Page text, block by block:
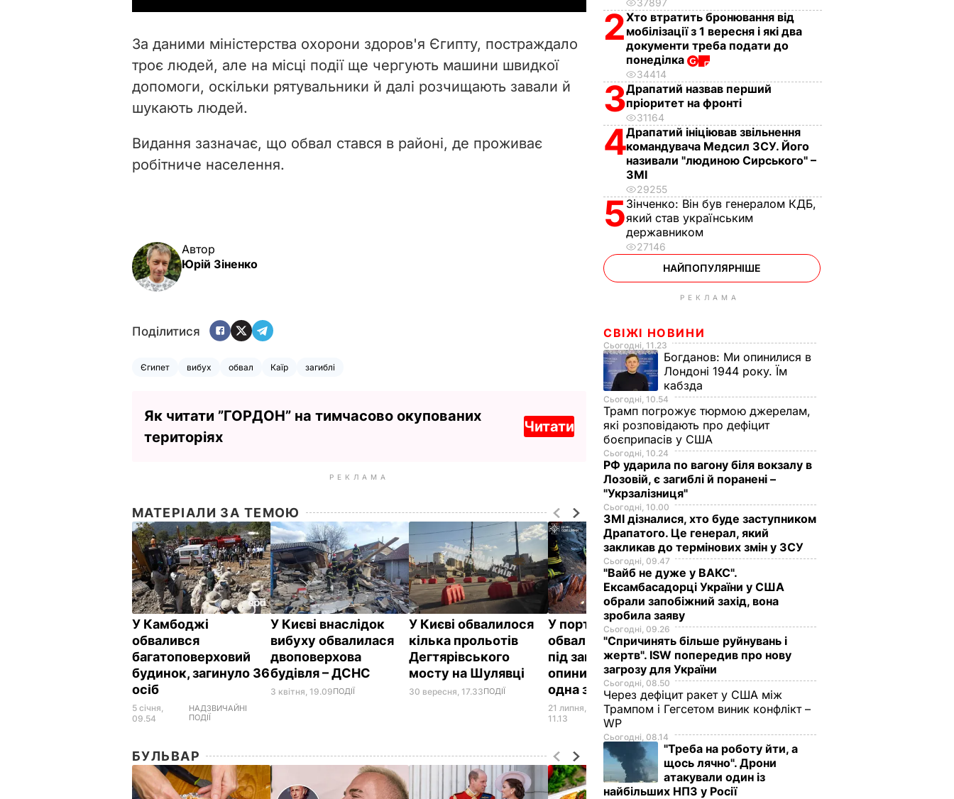
i
d
o
За даними міністерства охорони здоров'я Єгипту, постраждало
троє людей, але на місці події ще чергують машини швидкої
допомоги, оскільки рятувальники й далі розчищають завали й
шукають людей.
Видання зазначає, що обвал стався в районі, де проживає
робітниче населення.
Автор
Юрій Зіненко
Поділитися
Єгипет вибух обвал Каїр загиблі
Як читати ”ГОРДОН” на тимчасово окупованих
територіях
Читати
РЕКЛАМА
МАТЕРІАЛИ ЗА ТЕМОЮ
У Камбоджі
обвалився
багатоповерховий
будинок, загинуло 36
осіб
5 січня,
09.54
НАДЗВИЧАЙНІ
ПОДІЇ
У Києві внаслідок
вибуху обвалилася
двоповерхова
будівля – ДСНС
3 квітня, 19.09ПОДІЇ
У Києві обвалилося
кілька прольотів
Дегтярівського
мосту на Шулявці
30 вересня, 17.33ПОДІЇ
У порту Одеси
обвалилася будівля,
під завалами
опинилися люди,
одна загинула
21 липня,
11.13
НАДЗВИЧАЙНІ
ПОДІЇ
БУЛЬВАР
37897
2Хто втратить бронювання від
мобілізації з 1 вересня і які два
документи треба подати до
понеділка
34414
3Драпатий назвав перший
пріоритет на фронті
31164
4Драпатий ініціював звільнення
командувача Медсил ЗСУ. Його
називали "людиною Сирського" –
ЗМІ
29255
5Зінченко: Він був генералом КДБ,
який став українським
державником
27146
НАЙПОПУЛЯРНІШЕ
РЕКЛАМА
СВІЖІ НОВИНИ
Сьогодні, 11.23
Богданов: Ми опинилися в
Лондоні 1944 року. Їм
кабзда
Сьогодні, 10.54
Трамп погрожує тюрмою джерелам,
які розповідають про дефіцит
боєприпасів у США
Сьогодні, 10.24
РФ ударила по вагону біля вокзалу в
Лозовій, є загиблі й поранені –
"Укрзалізниця"
Сьогодні, 10.00
ЗМІ дізналися, хто буде заступником
Драпатого. Це генерал, який
закликав до термінових змін у ЗСУ
Сьогодні, 09.47
"Вайб не дуже у ВАКС".
Ексамбасадорці України у США
обрали запобіжний захід, вона
зробила заяву
Сьогодні, 09.26
"Спричинять більше руйнувань і
жертв". ISW попередив про нову
загрозу для України
Сьогодні, 08.50
Через дефіцит ракет у США між
Трампом і Гегсетом виник конфлікт –
WP
Сьогодні, 08.14
"Треба на роботу йти, а
щось лячно". Дрони
атакували один із
найбільших НПЗ у Росії